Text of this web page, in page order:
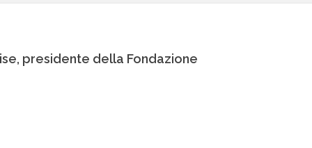
presidente della Fondazione